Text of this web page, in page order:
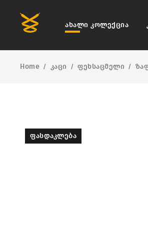
ახალი კოლექცია
Home / კაცი / ფეხსაცმელი /
ᲤᲐᲡᲓᲐᲙᲚᲔᲑᲐ